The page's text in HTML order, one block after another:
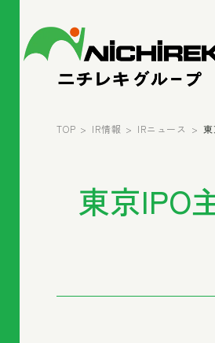
TOP IR情報 IRニュース
東京IPO